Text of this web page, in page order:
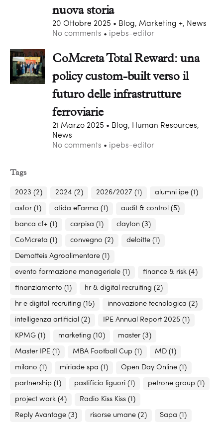
nuova storia
20 Ottobre 2025
Blog, Marketing +, News
No comments
ipebs-editor
CoMcreta Total Reward: una
policy custom-built verso il
futuro delle infrastrutture
ferroviarie
21 Marzo 2025
Blog, Human Resources,
News
No comments
ipebs-editor
Tags
2023 (2) 2024 (2) 2026/2027 (1) alumni ipe (1)
asfor(1) atida eFarma (1) audit & control (5)
banca cf+ (1) carpisa (1) clayton (3)
CoMcreta (1) convegno (2) deloitte (1)
Dematteis Agroalimentare (1)
evento formazione manageriale (1) finance & risk (4)
finanziamento (1) hr & digital recruiting (2)
hr e digital recruiting (15) innovazione tecnologica (2)
intelligenza artificial (2) IPE Annual Report 2025 (1)
KPMG (1) marketing (10) master(3)
Master IPE (1) MBA Football Cup (1) MD (1)
milano (1) miriade spa (1) Open Day Online (1)
partnership (1) pastificio liguori (1) petrone group (1)
project work (4) Radio Kiss Kiss (1)
Reply Avantage (3) risorse umane (2) Sapa (1)